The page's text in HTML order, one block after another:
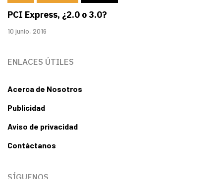
PCI Express, ¿2.0 o 3.0?
10 junio, 2016
ENLACES ÚTILES
Acerca de Nosotros
Publicidad
Aviso de privacidad
Contáctanos
SÍGUENOS